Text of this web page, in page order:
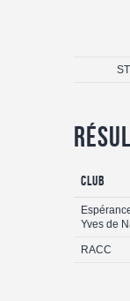
Club
Yves de
RACC